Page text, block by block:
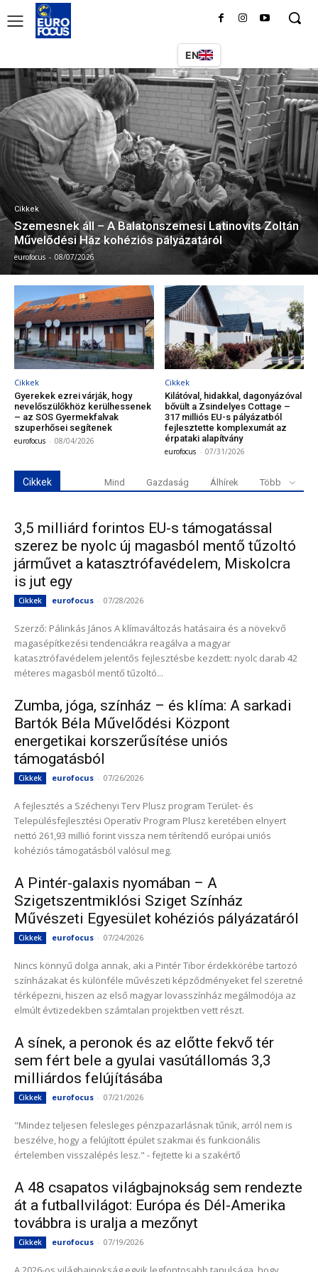
EN
Cikkek
Szemesnek áll – A Balatonszemesi Latinovits Zoltán
Művelődési Ház kohéziós pályázatáról
eurofocus - 08/07/2026
Cikkek
Gyerekek ezrei várják, hogy
nevelőszülőkhöz kerülhessenek
– az SOS Gyermekfalvak
szuperhősei segítenek
eurofocus - 08/04/2026
Cikkek
Kilátóval, hidakkal, dagonyázóval
bővült a Zsindelyes Cottage –
317 milliós EU-s pályázatból
fejlesztette komplexumát az
érpataki alapítvány
eurofocus - 07/31/2026
Cikkek Mind Gazdaság Álhírek Több
3,5 milliárd forintos EU-s támogatással
szerez be nyolc új magasból mentő tűzoltó
járművet a katasztrófavédelem, Miskolcra
is jut egy
Cikkek eurofocus - 07/28/2026
Szerző: Pálinkás János A klímaváltozás hatásaira és a növekvő
magasépítkezési tendenciákra reagálva a magyar
katasztrófavédelem jelentős fejlesztésbe kezdett: nyolc darab 42
méteres magasból mentő tűzoltó...
Zumba, jóga, színház – és klíma: A sarkadi
Bartók Béla Művelődési Központ
energetikai korszerűsítése uniós
támogatásból
Cikkek eurofocus - 07/26/2026
A fejlesztés a Széchenyi Terv Plusz program Terület- és
Településfejlesztési Operatív Program Plusz keretében elnyert
nettó 261,93 millió forint vissza nem térítendő európai uniós
kohéziós támogatásból valósul meg.
A Pintér-galaxis nyomában – A
Szigetszentmiklósi Sziget Színház
Művészeti Egyesület kohéziós pályázatáról
Cikkek eurofocus - 07/24/2026
Nincs könnyű dolga annak, aki a Pintér Tibor érdekkörébe tartozó
színházakat és különféle művészeti képződményeket fel szeretné
térképezni, hiszen az első magyar lovasszínház megálmodója az
elmúlt évtizedekben számtalan projektben vett részt.
A sínek, a peronok és az előtte fekvő tér
sem fért bele a gyulai vasútállomás 3,3
milliárdos felújításába
Cikkek eurofocus - 07/21/2026
"Mindez teljesen felesleges pénzpazarlásnak tűnik, arról nem is
beszélve, hogy a felújított épület szakmai és funkcionális
értelemben visszalépés lesz." - fejtette ki a szakértő
A 48 csapatos világbajnokság sem rendezte
át a futballvilágot: Európa és Dél-Amerika
továbbra is uralja a mezőnyt
Cikkek eurofocus - 07/19/2026